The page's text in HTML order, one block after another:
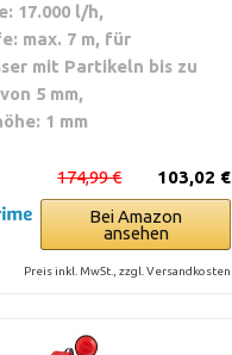
17.000 l/h,
max. 7 m, für
mit Partikeln bis zu
5 mm,
1 mm
103,02 €
174,99 €
Bei Amazon
ansehen
Preis inkl. MwSt., zzgl. Versandkosten